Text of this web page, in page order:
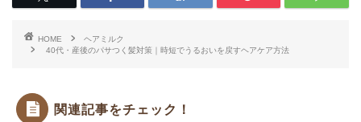
HOME
ヘアミルク
40代・産後のパサつく髪対策｜時短でうるおいを戻すヘアケア方法
関連記事をチェック！